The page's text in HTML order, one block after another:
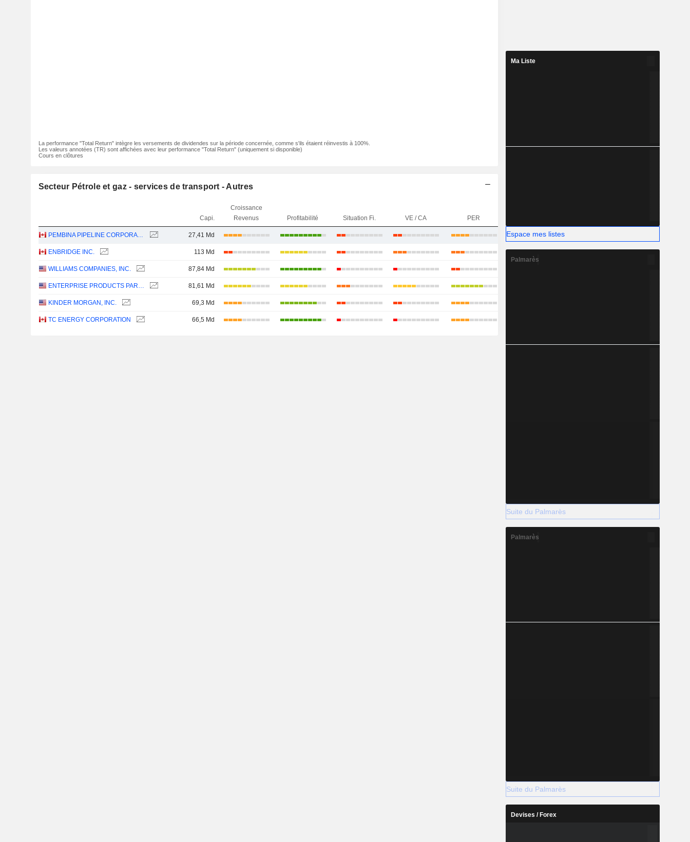
La performance "Total Return" intègre les versements de dividendes sur la période concernée, comme s'ils étaient réinvestis à 100%.
Les valeurs annotées (TR) sont affichées avec leur performance "Total Return" (uniquement si disponible)
Cours en clôtures
Secteur Pétrole et gaz - services de transport - Autres
Capi.
Croissance
Revenus
Profitabilité Situation Fi. VE / CA PER
PEMBINA PIPELINE CORPORATION 27,41 Md
ENBRIDGE INC. 113 Md
WILLIAMS COMPANIES, INC. 87,84 Md
ENTERPRISE PRODUCTS PARTNERS L.P. 81,61 Md
KINDER MORGAN, INC. 69,3 Md
TC ENERGY CORPORATION 66,5 Md
Ma Liste
Espace mes listes
Palmarès
Suite du Palmarès
Palmarès
Suite du Palmarès
Devises / Forex